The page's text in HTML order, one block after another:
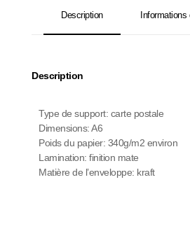
Description Informations
Description
Type de support: carte postale
Dimensions: A6
Poids du papier: 340g/m2 environ
Lamination: finition mate
Matière de l’enveloppe: kraft